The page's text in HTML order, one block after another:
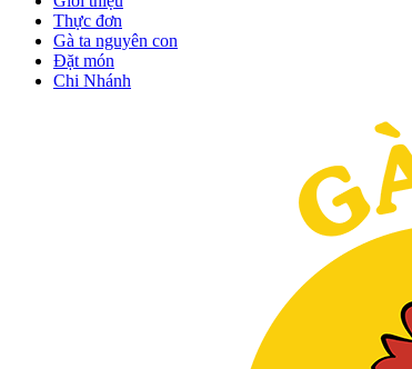
Thực đơn
Gà ta nguyên con
Đặt món
Chi Nhánh